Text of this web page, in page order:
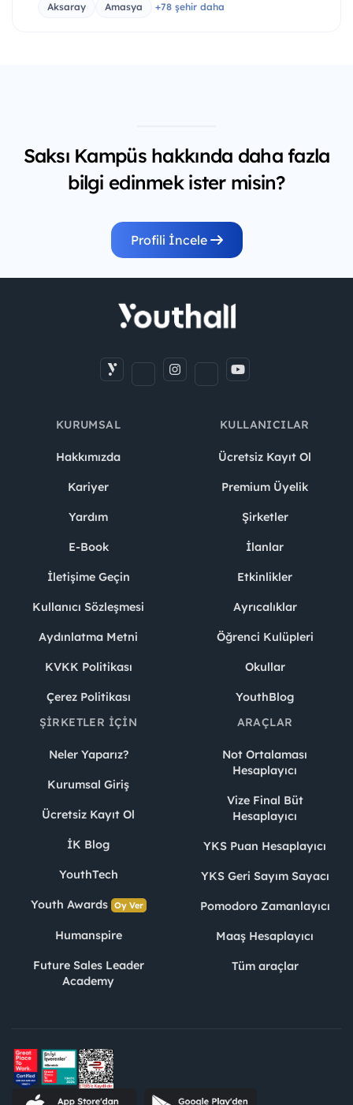
Aksaray
Amasya +78 şehir daha
Saksı Kampüs hakkında daha fazla
bilgi edinmek ister misin?
Profili İncele
KURUMSAL
Hakkımızda
Kariyer
Yardım
E-Book
İletişime Geçin
Kullanıcı Sözleşmesi
Aydınlatma Metni
KVKK Politikası
Çerez Politikası
KULLANICILAR
Ücretsiz Kayıt Ol
Premium Üyelik
Şirketler
İlanlar
Etkinlikler
Ayrıcalıklar
Öğrenci Kulüpleri
Okullar
YouthBlog
ŞIRKETLER İÇIN
Neler Yaparız?
Kurumsal Giriş
Ücretsiz Kayıt Ol
İK Blog
YouthTech
Youth Awards Oy Ver
Humanspire
Future Sales Leader
Academy
ARAÇLAR
Not Ortalaması
Hesaplayıcı
Vize Final Büt
Hesaplayıcı
YKS Puan Hesaplayıcı
YKS Geri Sayım Sayacı
Pomodoro Zamanlayıcı
Maaş Hesaplayıcı
Tüm araçlar